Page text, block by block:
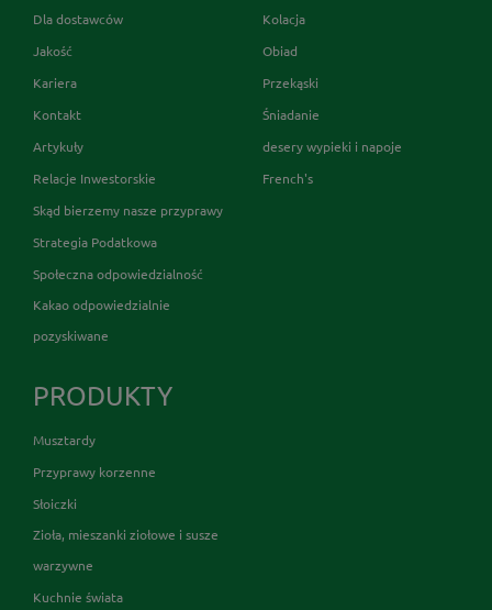
Dla dostawców
Jakość
Kariera
Kontakt
Artykuły
Relacje Inwestorskie
Skąd bierzemy nasze przyprawy
Strategia Podatkowa
Społeczna odpowiedzialność
Kakao odpowiedzialnie
pozyskiwane
Kolacja
Obiad
Przekąski
Śniadanie
desery wypieki i napoje
French's
PRODUKTY
Musztardy
Przyprawy korzenne
Słoiczki
Zioła, mieszanki ziołowe i susze
warzywne
Kuchnie świata